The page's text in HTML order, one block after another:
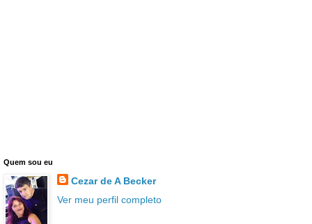
Quem sou eu
Cezar de A Becker
Ver meu perfil completo